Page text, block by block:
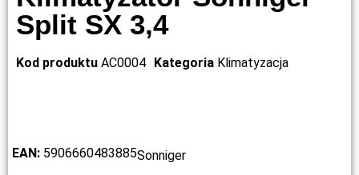
Split SX 3,4
Kod produktu AC0004 Kategoria Klimatyzacja
EAN: 5906660483885Sonniger